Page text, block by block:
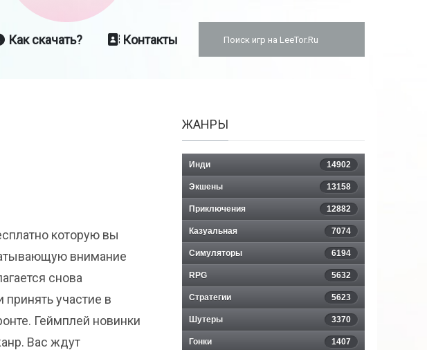
Как скачать? Контакты
которую вы
внимание
снова
участие в
Геймплей новинки
Вас ждут
ЖАНРЫ
Инди 14902
Экшены 13158
Приключения 12882
Казуальная 7074
Симуляторы 6194
RPG 5632
Стратегии 5623
Шутеры 3370
Гонки 1407